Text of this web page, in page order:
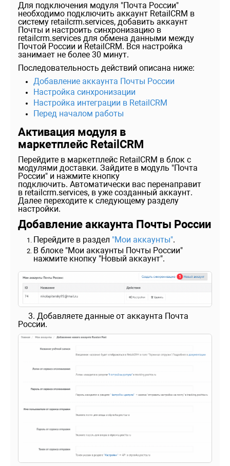
Для подключения модуля "Почта России"
необходимо подключить аккаунт RetailCRM в
систему retailcrm.services, добавить аккаунт
Почты и настроить синхронизацию в
retailcrm.services для обмена данными между
Почтой России и RetailCRM. Вся настройка
занимает не более 30 минут.
Последовательность действий описана ниже:
Добавление аккаунта Почты России
Настройка синхронизации
Настройка интеграции в RetailCRM
Перед началом работы
Активация модуля в
маркетплейс RetailCRM
Перейдите в маркетплейс RetailCRM в блок с
модулями доставки. Зайдите в модуль "Почта
России" и нажмите кнопку
подключить. Автоматически вас перенаправит
в retailcrm.services, в уже созданный аккаунт.
Далее переходите к следующему разделу
настройки.
Добавление аккаунта Почты России
Перейдите в раздел "Мои аккаунты".
В блоке "Мои аккаунты Почты России"
нажмите кнопку "Новый аккаунт".
3. Добавляете данные от аккаунта Почта
России.